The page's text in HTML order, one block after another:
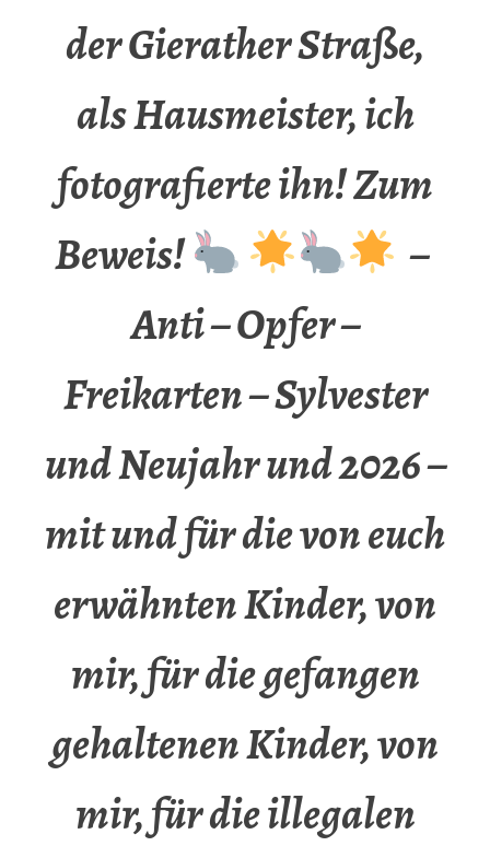
der Gierather Straße,
als Hausmeister, ich
fotografierte ihn! Zum
Beweis!
–
Anti – Opfer –
Freikarten – Sylvester
und Neujahr und 2026 –
mit und für die von euch
erwähnten Kinder, von
mir, für die gefangen
gehaltenen Kinder, von
mir, für die illegalen